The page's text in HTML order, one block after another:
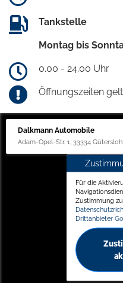
Tankstelle
Montag bis
0.00 - 24.00 Uhr
Öffnungszeiten
Dalkmann Automobile
Adam-Opel-Str. 1, 33334 Gütersloh
Für die
Zustimmung
Drittanbieter